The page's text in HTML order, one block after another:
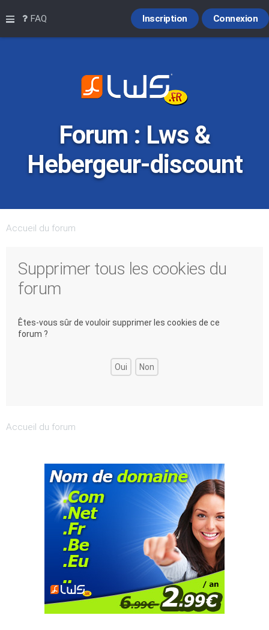
Raccourcis
FAQ Connexion
Inscription
Forum : Lws &
Hebergeur-discount
Accueil du forum
Supprimer tous les cookies du
forum
Êtes-vous sûr de vouloir supprimer les cookies de ce
forum ?
Accueil du forum